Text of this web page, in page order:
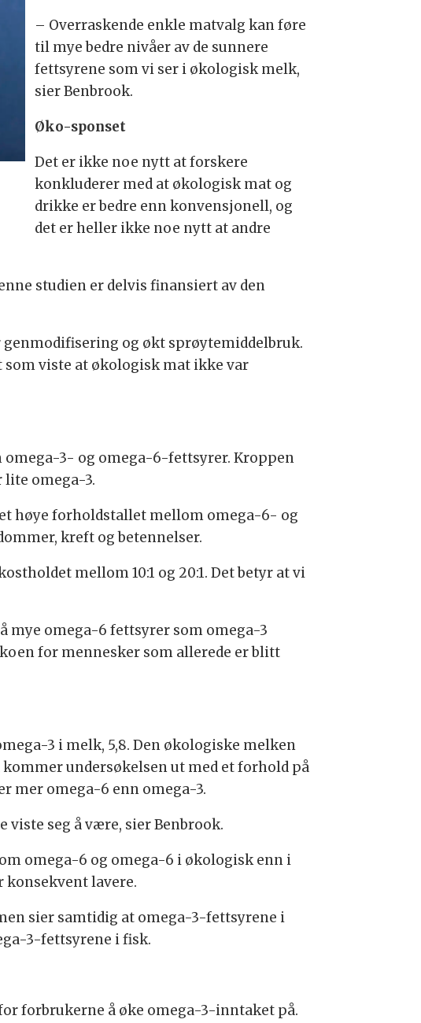
– Overraskende enkle matvalg kan føre
til mye bedre nivåer av de sunnere
fettsyrene som vi ser i økologisk melk,
sier Benbrook.
Øko-sponset
Det er ikke noe nytt at forskere
konkluderer med at økologisk mat og
drikke er bedre enn konvensjonell, og
det er heller ikke noe nytt at andre
studien er delvis finansiert av den
og økt sprøytemiddelbruk.
viste at økologisk mat ikke var
3- og omega-6-fettsyrer. Kroppen
omega-3.
høye forholdstallet mellom omega-6- og
kreft og betennelser.
mellom 10:1 og 20:1. Det betyr at vi
mye omega-6 fettsyrer som omega-3
for mennesker som allerede er blitt
3 i melk, 5,8. Den økologiske melken
undersøkelsen ut med et forhold på
mer omega-6 enn omega-3.
seg å være, sier Benbrook.
omega-6 og omega-6 i økologisk enn i
lavere.
sier samtidig at omega-3-fettsyrene i
3-fettsyrene i fisk.
forbrukerne å øke omega-3-inntaket på.